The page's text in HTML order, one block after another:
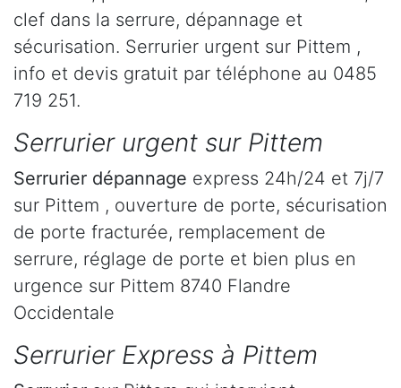
clef dans la serrure, dépannage et
sécurisation. Serrurier urgent sur Pittem ,
info et devis gratuit par téléphone au 0485
719 251.
Serrurier urgent sur Pittem
Serrurier dépannage express 24h/24 et 7j/7
sur Pittem , ouverture de porte, sécurisation
de porte fracturée, remplacement de
serrure, réglage de porte et bien plus en
urgence sur Pittem 8740 Flandre
Occidentale
Serrurier Express à Pittem